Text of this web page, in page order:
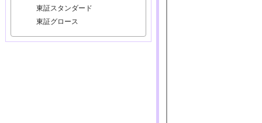
東証スタンダード
東証グロース